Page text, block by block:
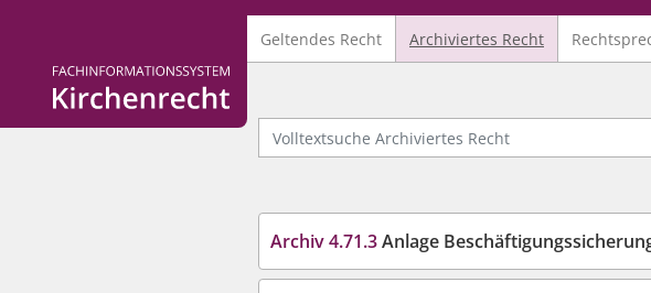
Logo Fachinformationssystem Kirchenrecht
Geltendes Recht Archiviertes Recht
Volltextsuche Archiviertes Recht
Archiv 4.71.3Anlage Beschäftigungssicherung